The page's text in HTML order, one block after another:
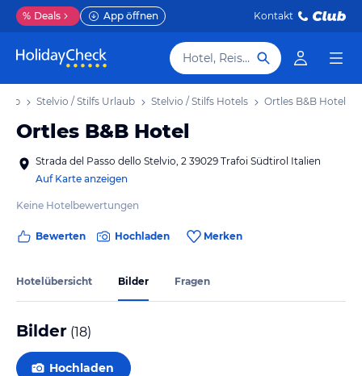
% Deals App öffnen Kontakt
Hotel, Reiseziel
Stelvio / Stilfs Urlaub Stelvio / Stilfs Hotels Ortles B&B Hotel
Ortles B&B Hotel
Strada del Passo dello Stelvio, 2 39029 Trafoi Südtirol Italien
Auf Karte anzeigen
Keine Hotelbewertungen
Bewerten Hochladen Merken
Hotelübersicht Bilder Fragen
Bilder (18)
Hochladen